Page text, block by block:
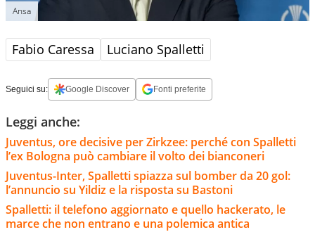
Ansa
Fabio Caressa Luciano Spalletti
Seguici su: Google Discover Fonti preferite
Leggi anche:
Juventus, ore decisive per Zirkzee: perché con Spalletti
l’ex Bologna può cambiare il volto dei bianconeri
Juventus-Inter, Spalletti spiazza sul bomber da 20 gol:
l’annuncio su Yildiz e la risposta su Bastoni
Spalletti: il telefono aggiornato e quello hackerato, le
marce che non entrano e una polemica antica